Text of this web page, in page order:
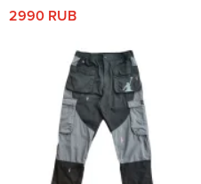
2990 RUB